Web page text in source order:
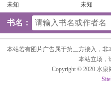
说，和闺蜜玩爽
了
未知
西VS尤
未知
书名：
本站若有图片广告属于第三方接入，
本站立场，
Copyright © 2020 水泉